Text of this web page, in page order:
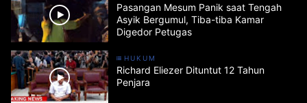
Pasangan Mesum Panik saat Tengah
Asyik Bergumul, Tiba-tiba Kamar
Digedor Petugas
HUKUM
Richard Eliezer Dituntut 12 Tahun
Penjara